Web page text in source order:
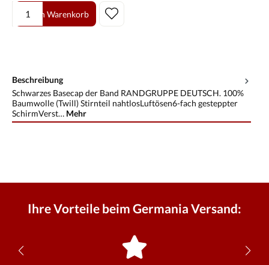
Produkt Anzahl: Gib den gewünschten Wert ein oder benutze die
In den Warenkorb
Beschreibung
Schwarzes Basecap der Band RANDGRUPPE DEUTSCH. 100%
Baumwolle (Twill) Stirnteil nahtlosLuftösen6-fach gesteppter
SchirmVerst… Mehr
Ihre Vorteile beim Germania Versand: